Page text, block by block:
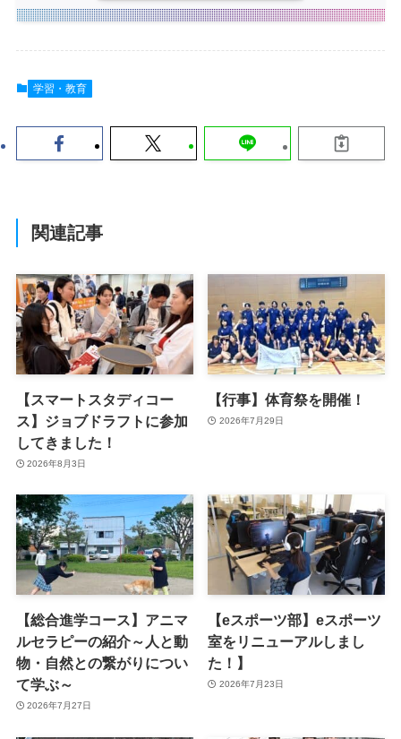
学習・教育
関連記事
【スマートスタディコー
ス】ジョブドラフトに参加
してきました！
2026年8月3日
【行事】体育祭を開催！
2026年7月29日
【総合進学コース】アニマ
ルセラピーの紹介～人と動
物・自然との繋がりについ
て学ぶ～
2026年7月27日
【eスポーツ部】eスポーツ
室をリニューアルしまし
た！】
2026年7月23日